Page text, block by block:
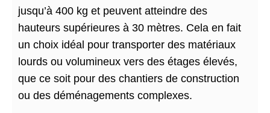
jusqu’à 400 kg et peuvent atteindre des
hauteurs supérieures à 30 mètres. Cela en fait
un choix idéal pour transporter des matériaux
lourds ou volumineux vers des étages élevés,
que ce soit pour des chantiers de construction
ou des déménagements complexes.